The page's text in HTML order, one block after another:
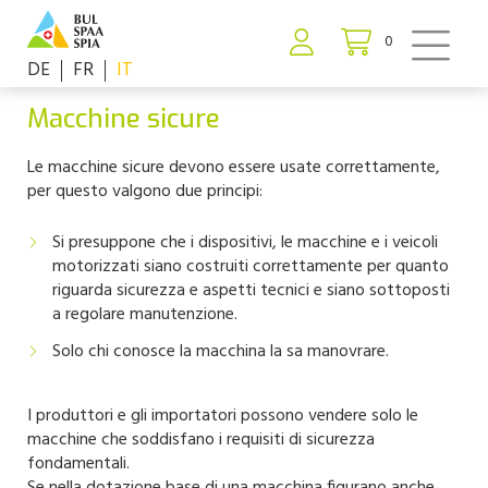
0
DE FR IT
Macchine sicure
Le macchine sicure devono essere usate correttamente,
per questo valgono due principi:
Si presuppone che i dispositivi, le macchine e i veicoli
motorizzati siano costruiti correttamente per quanto
riguarda sicurezza e aspetti tecnici e siano sottoposti
a regolare manutenzione.
Solo chi conosce la macchina la sa manovrare.
I produttori e gli importatori possono vendere solo le
macchine che soddisfano i requisiti di sicurezza
fondamentali.